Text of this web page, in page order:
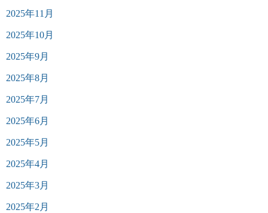
2025年11月
2025年10月
2025年9月
2025年8月
2025年7月
2025年6月
2025年5月
2025年4月
2025年3月
2025年2月